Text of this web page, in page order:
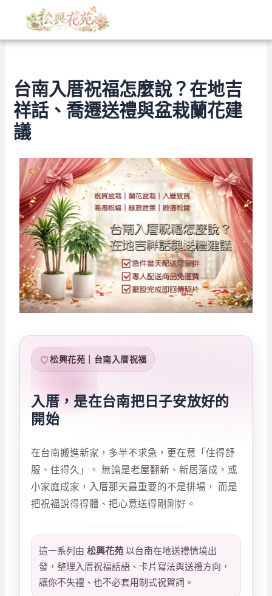
類
台南入厝祝福怎麼說？在地吉
祥話、喬遷送禮與盆栽蘭花建
議
松興花苑｜台南入厝祝福
入厝，是在台南把日子安放好的
開始
在台南搬進新家，多半不求急，更在意「住得舒
服、住得久」。 無論是老屋翻新、新居落成，或
小家庭成家，入厝那天最重要的不是排場， 而是
把祝福說得得體、把心意送得剛剛好。
這一系列由松興花苑 以台南在地送禮情境出
發，整理入厝祝福話語、卡片寫法與送禮方向，
讓你不失禮、也不必套用制式祝賀詞。